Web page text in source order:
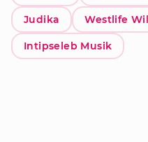
Judika Westlife
Intipseleb Musik